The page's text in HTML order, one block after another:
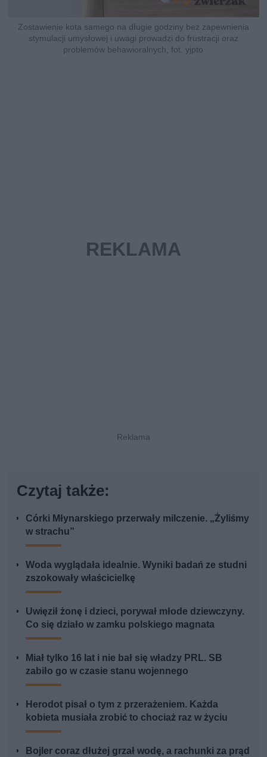
Zostawienie kota samego na długie godziny bez zapewnienia
stymulacji umysłowej i uwagi prowadzi do frustracji oraz
problemów behawioralnych, fot. yjpto
Czytaj także:
Córki Młynarskiego przerwały milczenie. „Żyliśmy
w strachu”
Woda wyglądała idealnie. Wyniki badań ze studni
zszokowały właścicielkę
Uwięził żonę i dzieci, porywał młode dziewczyny.
Co się działo w zamku polskiego magnata
Miał tylko 16 lat i nie bał się władzy PRL. SB
zabiło go w czasie stanu wojennego
Herodot pisał o tym z przerażeniem. Każda
kobieta musiała zrobić to chociaż raz w życiu
Bojler coraz dłużej grzał wodę, a rachunki za prąd